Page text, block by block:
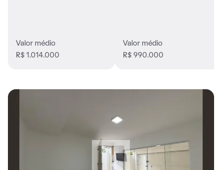
Valor médio
R$ 1.014.000
Valor médio
R$ 990.000